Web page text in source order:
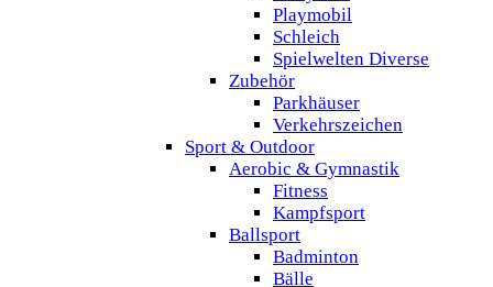
Playmobil
Schleich
Spielwelten Diverse
Zubehör
Parkhäuser
Verkehrszeichen
Sport & Outdoor
Aerobic & Gymnastik
Fitness
Kampfsport
Ballsport
Badminton
Bälle